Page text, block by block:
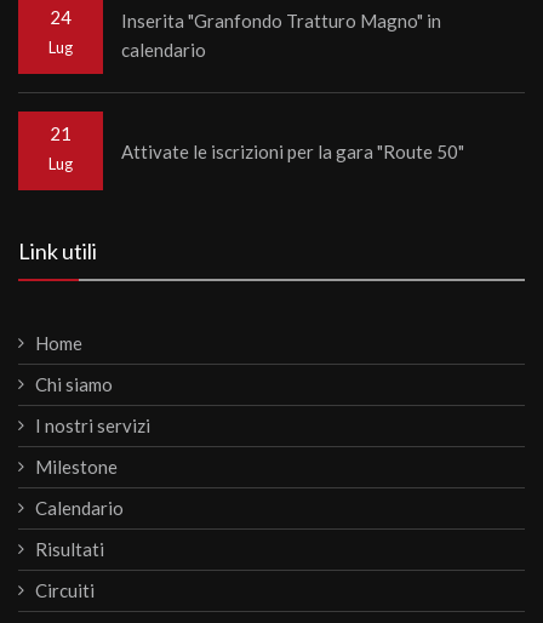
24
Lug
Inserita "Granfondo Tratturo Magno" in
calendario
21
Lug
Attivate le iscrizioni per la gara "Route 50"
Link utili
Home
Chi siamo
I nostri servizi
Milestone
Calendario
Risultati
Circuiti